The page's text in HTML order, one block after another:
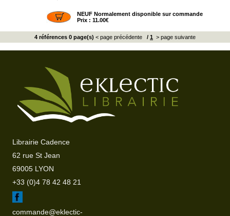
NEUF Normalement disponible sur commande
Prix : 11.00€
4 références 0 page(s) < page précédente / 1 > page suivante
Librairie Cadence
62 rue St Jean
69005 LYON
+33 (0)4 78 42 48 21
commande@eklectic-